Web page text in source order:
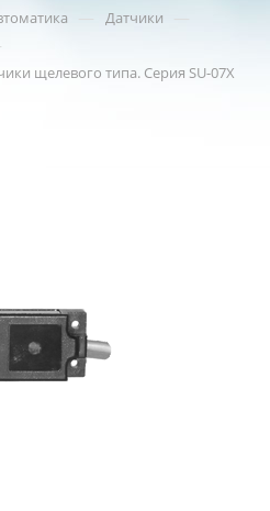
Датчики
щелевого типа. Серия SU-07X